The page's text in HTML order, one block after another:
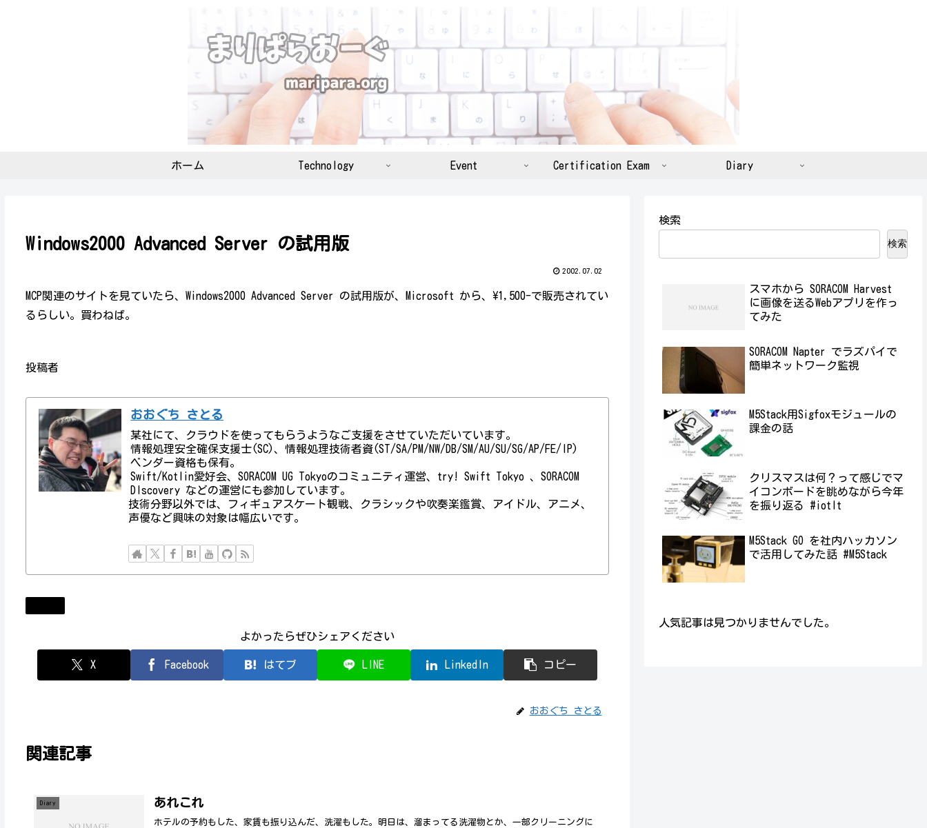
ホーム Technology Event Certification Exam Diary
Windows2000 Advanced Server の試用版
2002.07.02
MCP関連のサイトを見ていたら、Windows2000 Advanced Server の試用版が、Microsoft から、\1,500-で販売されてい
るらしい。買わねば。
投稿者
おおぐち さとる
某社にて、クラウドを使ってもらうようなご支援をさせていただいています。
情報処理安全確保支援士(SC)、情報処理技術者資(ST/SA/PM/NW/DB/SM/AU/SU/SG/AP/FE/IP)
ベンダー資格も保有。
Swift/Kotlin愛好会、SORACOM UG Tokyoのコミュニティ運営、try! Swift Tokyo 、SORACOM
DIscovery などの運営にも参加しています。
技術分野以外では、フィギュアスケート観戦、クラシックや吹奏楽鑑賞、アイドル、アニメ、
声優など興味の対象は幅広いです。
よかったらぜひシェアください
X Facebook はてブ LINE LinkedIn コピー
おおぐち さとる
関連記事
Diary あれこれ
ホテルの予約もした、家賃も振り込んだ、洗濯もした。明日は、溜まってる洗濯物とか、一部クリーニングに
検索
検索
スマホから SORACOM Harvest
に画像を送るWebアプリを作っ
てみた
SORACOM Napter でラズパイで
簡単ネットワーク監視
M5Stack用Sigfoxモジュールの
課金の話
クリスマスは何？って感じでマ
イコンボードを眺めながら今年
を振り返る #iotlt
M5Stack GO を社内ハッカソン
で活用してみた話 #M5Stack
人気記事は見つかりませんでした。